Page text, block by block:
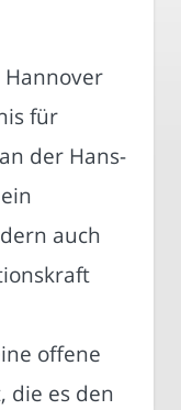
für
der Hans-
auch
offene
die es den